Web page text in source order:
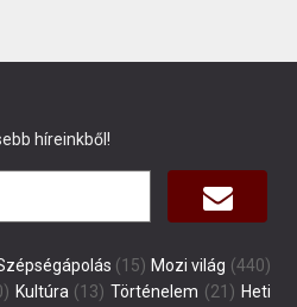
híreinkből!
(15) Mozi világ (440)
Kultúra(13) Történelem (21) Heti